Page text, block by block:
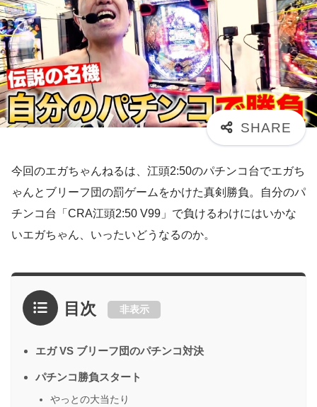
今回のエガちゃんねるは、江頭2:50のパチンコ台でエガち
ゃんとブリーフ団の罰ゲームをかけた真剣勝負。自分のパ
チンコ台「CRA江頭2:50 V99」で負けるわけにはいかな
いエガちゃん、いったいどうなるのか。
目次 非表示
エガ VS ブリーフ団のパチンコ対決
パチンコ勝負スタート
やっとの大当たり